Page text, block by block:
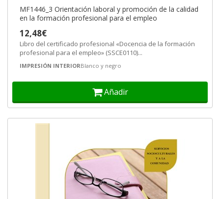
MF1446_3 Orientación laboral y promoción de la calidad
en la formación profesional para el empleo
12,48€
Libro del certificado profesional «Docencia de la formación
profesional para el empleo» (SSCE0110)...
IMPRESIÓN INTERIORBlanco y negro
Añadir